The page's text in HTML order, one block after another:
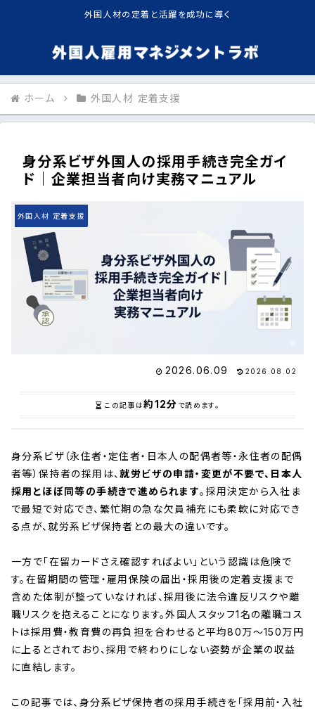
外国人材の定着と活躍を成功に導く
ホーム 外国人材 定着支援
身分系ビザ外国人の採用手続き完全ガイ
ド｜企業担当者向け実務マニュアル
外国人材 定着支援
2026.06.09 2026.08.02
この記事は約12分 で読めます。
身分系ビザ（永住者・定住者・日本人の配偶者等・永住者の配偶
者等）保持者の採用は、就労ビザの申請・変更が不要で、日本人
採用とほぼ同等の手続きで進められます。採用決定から入社ま
で最短で対応でき、繁忙期の急な欠員補充にも柔軟に対応でき
る点が、就労系ビザ保持者との最大の違いです。
一方で「在留カードさえ確認すればよい」という認識は危険で
す。在留期間の管理・雇用保険の届出・採用後の定着支援まで
含めた体制が整っていなければ、採用後に法令違反リスクや離
職リスクを抱えることになります。外国人スタッフ1名の離職コス
トは採用費・教育費の再負担を合わせると平均80万〜150万円
に上るとされており、採用で終わりにしない姿勢が企業の収益
に直結します。
この記事では、身分系ビザ保持者の採用手続きを「採用前・入社